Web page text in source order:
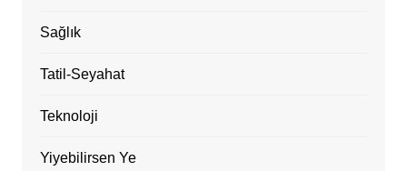
Sağlık
Tatil-Seyahat
Teknoloji
Yiyebilirsen Ye